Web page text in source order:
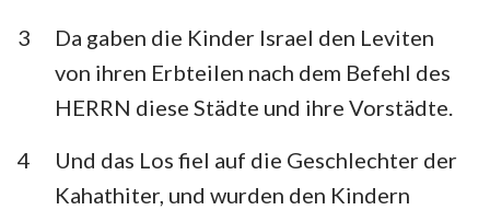
Micha Nahum
Habakuk Zephanja
Maleachi
3
Da gaben die Kinder Israel den Leviten
von ihren Erbteilen nach dem Befehl des
HERRN diese Städte und ihre Vorstädte.
4
Und das Los fiel auf die Geschlechter der
Kahathiter, und wurden den Kindern